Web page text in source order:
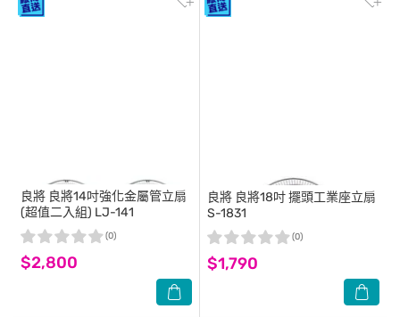
良將 良將14吋強化金屬管立扇
(超值二入組) LJ-141
$2,800
(0)
良將 良將18吋 擺頭工業座立扇
S-1831
$1,790
(0)